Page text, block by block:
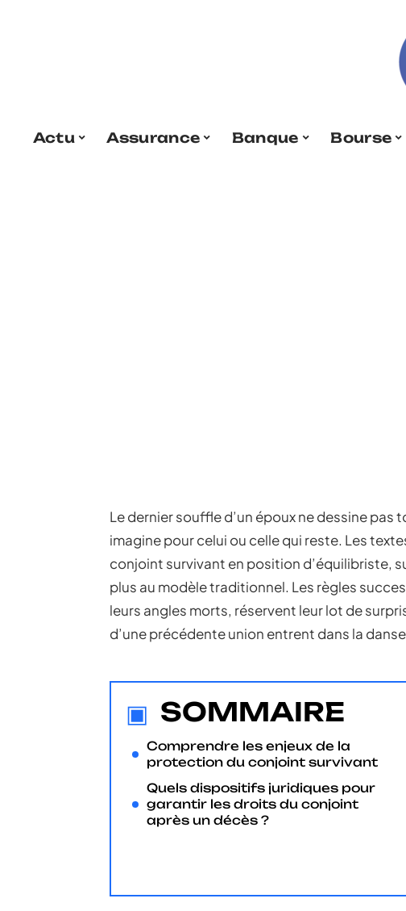
Actu Assurance Banque Bourse
Le dernier souffle d’un époux ne dessine pas
imagine pour celui ou celle qui reste. Les
conjoint survivant en position d’équilibriste,
plus au modèle traditionnel. Les règles
leurs angles morts, réservent leur lot de
d’une précédente union entrent dans la
SOMMAIRE
Comprendre les enjeux de la
protection du conjoint survivant
Quels dispositifs juridiques pour
garantir les droits du conjoint
après un décès ?